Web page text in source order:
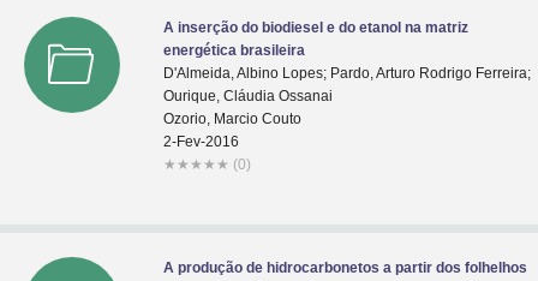
A inserção do biodiesel e do etanol na matriz
energética brasileira
D'Almeida, Albino Lopes; Pardo, Arturo Rodrigo Ferreira;
Ourique, Cláudia Ossanai
Ozorio, Marcio Couto
2-Fev-2016
★ ★ ★ ★ ★ (0)
A produção de hidrocarbonetos a partir dos folhelhos